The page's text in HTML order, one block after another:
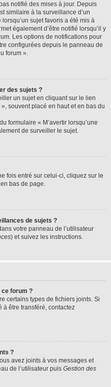
notifié des mises à jour. Depuis
similaire à la surveillance d’un
sujet favoris a été mis à
également d’être notifié lorsqu’il y
Les options de notifications pour
configurées depuis le panneau de
forum ».
des sujets ?
un sujet en cliquant sur le lien
souvent placé en haut et en bas du
formulaire « M’avertir lorsqu’une
de surveiller le sujet.
fois entré sur celui-ci, cliquez sur le
bas de page.
de sujets ?
votre panneau de l’utilisateur
) et suivez les instructions.
forum ?
certains types de fichiers joints. Si
à être transféré, contactez
?
avez joints à vos messages et
de l’utilisateur puis Gestion des